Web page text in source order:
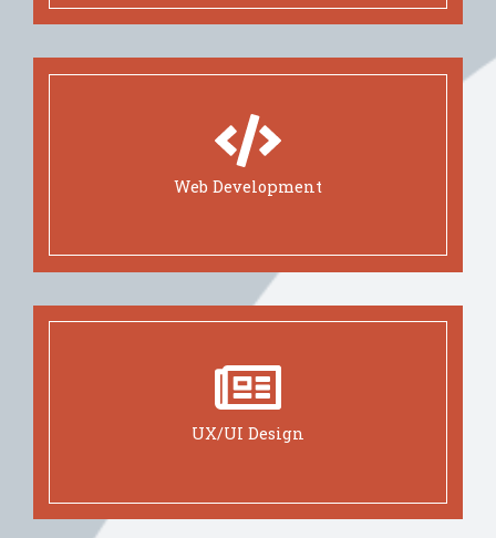
Web Development
UX/UI Design